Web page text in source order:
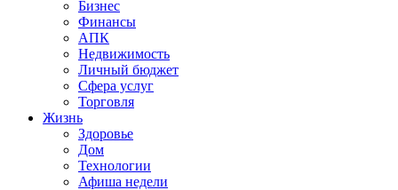
Бизнес
Финансы
АПК
Недвижимость
Личный бюджет
Сфера услуг
Торговля
Жизнь
Здоровье
Дом
Технологии
Афиша недели